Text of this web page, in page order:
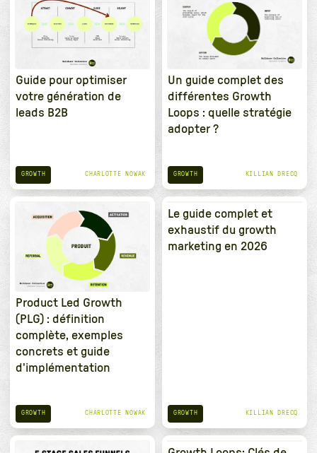
Guide pour optimiser
votre génération de
leads B2B
GROWTH CHARLOTTE NOWAK
Un guide complet des
différentes Growth
Loops : quelle stratégie
adopter ?
GROWTH KILLIAN DRECQ
Product Led Growth
(PLG) : définition
complète, exemples
concrets et guide
d'implémentation
GROWTH CHARLOTTE NOWAK
Le guide complet et
exhaustif du growth
marketing en 2026
GROWTH KILLIAN DRECQ